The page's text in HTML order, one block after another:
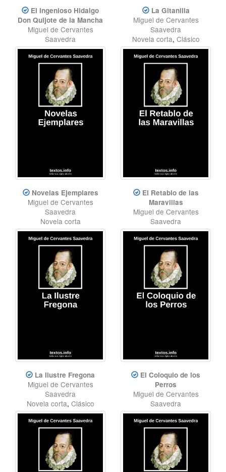
El Ingenioso Hidalgo
Don Quijote de la Mancha
Miguel de Cervantes
Saavedra
Novela,Clásico
La Gitanilla
Miguel de Cervantes
Saavedra
Novela corta, Clásico
Novelas Ejemplares
Miguel de Cervantes
Saavedra
Novela corta
El Retablo de las
Maravillas
Miguel de Cervantes
Saavedra
Teatro,Clásico
La Ilustre Fregona
Miguel de Cervantes
Saavedra
Novela corta, Clásico
El Coloquio de los
Perros
Miguel de Cervantes
Saavedra
Teatro,Diálogo,Clásico